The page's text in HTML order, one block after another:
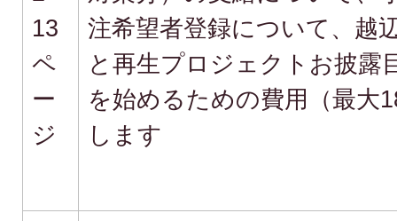
13
ペ
ー
ジ
注希望者登録について、越
と再生プロジェクトお披露
を始めるための費用（最大
します